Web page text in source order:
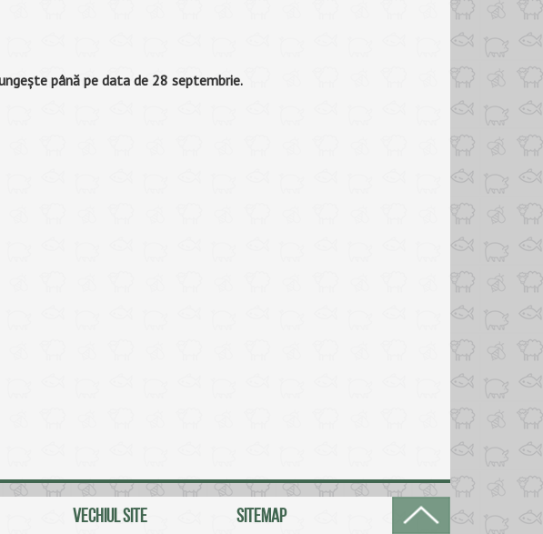
până pe data de 28 septembrie.
VECHIUL SITE SITEMAP